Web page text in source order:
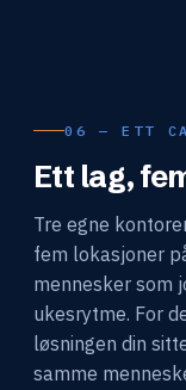
06 — ETT
Ett lag,
Tre egne
fem lokasjoner
mennesker som
ukesrytme. For
løsningen din
samme